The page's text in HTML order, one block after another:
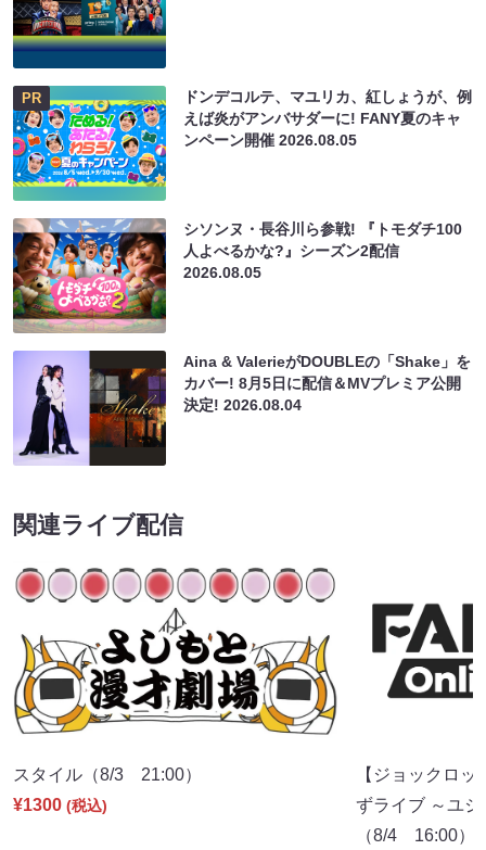
PR
ドンデコルテ、マユリカ、紅しょうが、例
えば炎がアンバサダーに! FANY夏のキャ
ンペーン開催2026.08.05
シソンヌ・長谷川ら参戦! 『トモダチ100
人よべるかな?』シーズン2配信
2026.08.05
Aina & ValerieがDOUBLEの「Shake」を
カバー! 8月5日に配信＆MVプレミア公開
決定!2026.08.04
関連ライブ配信
スタイル（8/3 21:00）
¥1300 (税込)
【ジョックロ
ずライブ ～ユ
（8/4 16:00）